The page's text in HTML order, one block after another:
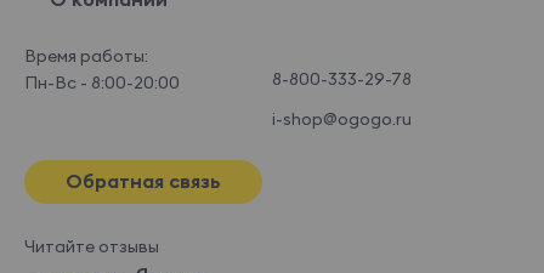
Время работы:
Пн-Вс - 8:00-20:00
8-800-333-29-78
i-shop@ogogo.ru
Обратная связь
Читайте отзывы